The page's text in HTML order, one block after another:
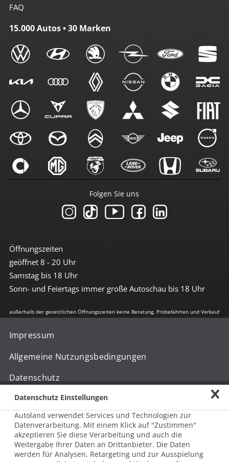
FAQ
15.000 Autos • 30 Marken
Öffnungszeiten
geöffnet 8 - 20 Uhr
Samstag bis 18 Uhr
Sonn- und Feiertags immer große Autoschau bis 18 Uhr
Folgen Sie uns
außerhalb der gesetzlichen Öffnungszeiten keine Beratung, Probefahrten und Verkauf
© 2026 AUTOLAND 24 SE & Co. Betriebs KG
Impressum
Allgemeine Nutzungsbedingungen
Datenschutz
Hinweisgebersystem nach HinSchG
Beschwerde nach LkSG
Grundsatzerklärung zum LkSG
Datenschutz Einstellungen
Autoland verwendet Services und Technologien zur
Datenverarbeitung. Mit einem Klick auf "Zustimmen"
akzeptieren Sie diese Verarbeitung und auch die
Weitergabe Ihrer Daten an Drittanbieter. Die Daten
werden für Analysen, Retargeting und zur Ausspielung